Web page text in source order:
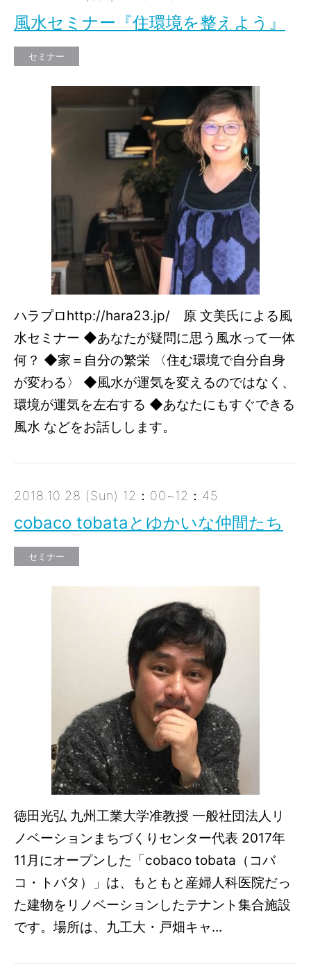
風水セミナー『住環境を整えよう』
セミナー
ハラプロhttp://hara23.jp/ 原 文美氏による風
水セミナー ◆あなたが疑問に思う風水って一体
何？ ◆家＝自分の繁栄 〈住む環境で自分自身
が変わる〉 ◆風水が運気を変えるのではなく、
環境が運気を左右する ◆あなたにもすぐできる
風水 などをお話しします。
2018.10.28 (Sun) 12：00~12：45
cobaco tobataとゆかいな仲間たち
セミナー
徳田光弘 九州工業大学准教授 一般社団法人リ
ノベーションまちづくりセンター代表 2017年
11月にオープンした「cobaco tobata（コバ
コ・トバタ）」は、もともと産婦人科医院だっ
た建物をリノベーションしたテナント集合施設
です。場所は、九工大・戸畑キャ...